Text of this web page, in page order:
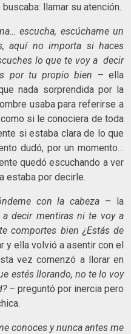
llamar su atención.
escucha, escúchame un
aquí no importa si haces
lo que te voy a decir
por tu propio bien – ella
nada sorprendida por la
usaba para referirse a
si le conociera de toda
si estaba clara de lo que
dudó, por un momento…
quedó escuchando a ver
estaba por decirle.
con la cabeza – la
decir mentiras ni te voy a
comportes bien ¿Estás de
y ella volvió a asentir con el
vez comenzó a llorar en
estés llorando, no te lo voy
– preguntó por inercia pero
conoces y nunca antes me